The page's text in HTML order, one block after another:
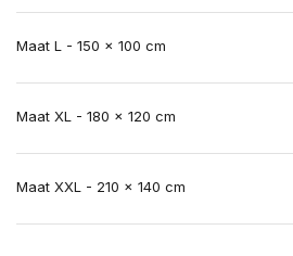
Maat L - 150 x 100 cm
Maat XL - 180 x 120 cm
Maat XXL - 210 x 140 cm